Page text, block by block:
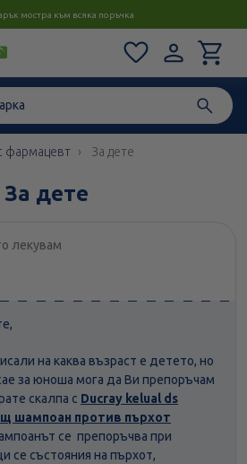
с магистър-фармацевт до 1 час
фармацевт За дете
За дете
лекувам
на каква възраст е детето, но
за юноша мога да Ви препоръчам
скалпа с Ducray kelual ds
шампоан против пърхот
се препоръчва при
се състояния на пърхот,